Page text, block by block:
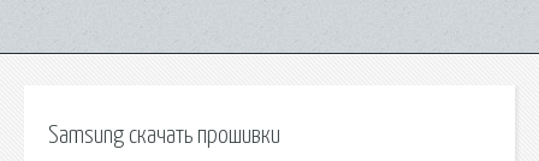
Samsung скачать прошивки